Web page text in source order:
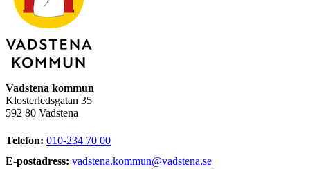
Vadstena kommun
Klosterledsgatan 35
592 80 Vadstena
Telefon: 010-234 70 00
E-postadress: vadstena.kommun@vadstena.se